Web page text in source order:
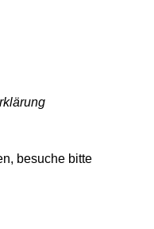
besuche bitte